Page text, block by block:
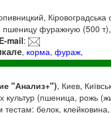
Кіровоградська
пшеницу фуражную (500
E-mail:
, корма,фураж,
"Анализ+"), Киев,
(пшеница, рожь
белок,